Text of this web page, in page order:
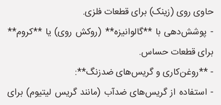
حاوی روی (زینک) برای قطعات فلزی.
- پوشش‌دهی با **گالوانیزه** (روکش روی) یا **کروم**
برای قطعات حساس.
- **روغن‌کاری و گریس‌های ضدزنگ**:
- استفاده از گریس‌های ضدآب (مانند گریس لیتیوم) برای